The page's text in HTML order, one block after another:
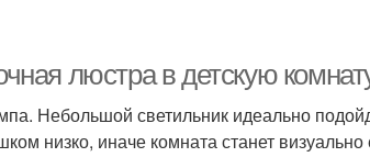
люстра в детскую
Небольшой светильник идеально
низко, иначе комната станет